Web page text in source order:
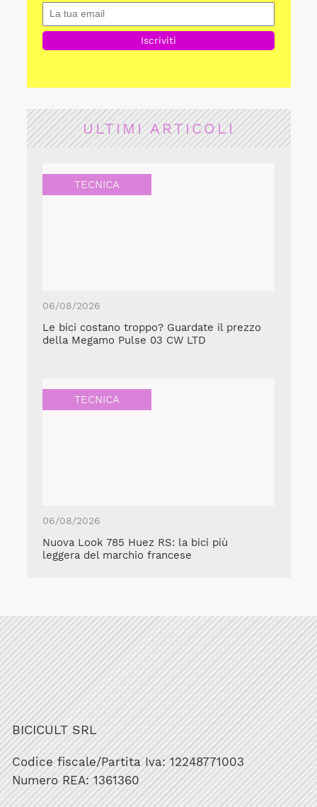
ULTIMI ARTICOLI
TECNICA
06/08/2026
Le bici costano troppo? Guardate il prezzo
della Megamo Pulse 03 CW LTD
TECNICA
06/08/2026
Nuova Look 785 Huez RS: la bici più
leggera del marchio francese
BICICULT SRL
Codice fiscale/Partita Iva: 12248771003
Numero REA: 1361360